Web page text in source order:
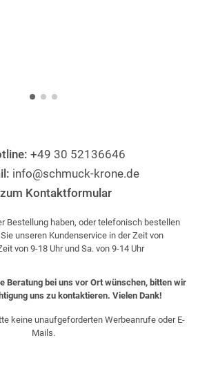
+49 30 52136646
info@schmuck-krone.de
zum Kontaktformular
Bestellung haben, oder telefonisch bestellen
unseren Kundenservice in der Zeit von
von 9-18 Uhr und Sa. von 9-14 Uhr
Beratung bei uns vor Ort wünschen, bitten wir
uns zu kontaktieren. Vielen Dank!
keine unaufgeforderten Werbeanrufe oder E-
Mails.